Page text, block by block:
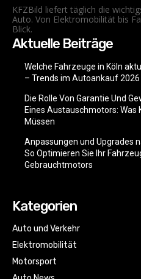
KFZBild liefert täglich die
Auto. Von Elektromobilität bis
Blick.
Aktuelle Beiträge
Welche Fahrzeuge in Köln
– Trends im Autoankauf 2026
Die Rolle Von Garantie Und
Eines Austauschmotors:
Müssen
Anpassungen und Upgrades
So Optimieren Sie Ihr
Gebrauchtmotors
Kategorien
Auto und Verkehr
Elektromobilität
Motorsport